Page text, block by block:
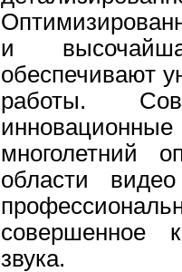
и
обеспечивают
работы.
многолетний
области
совершенное
звука.